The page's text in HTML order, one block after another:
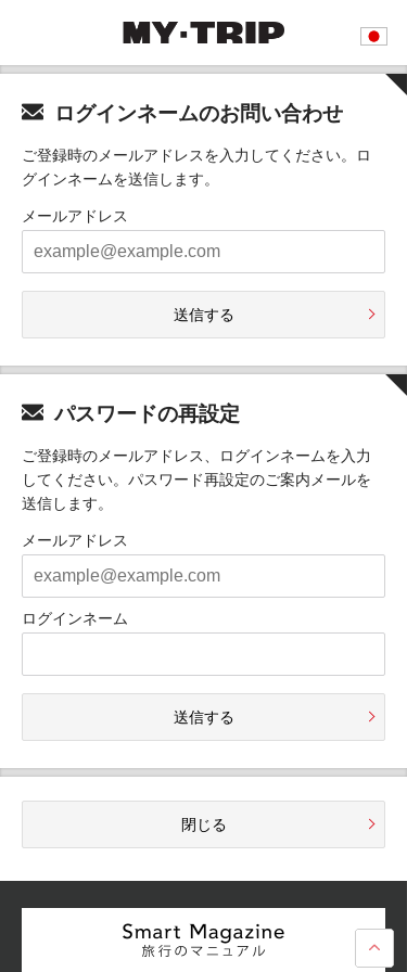
ログインネームのお問い合わせ
ご登録時のメールアドレスを入力してください。ロ
グインネームを送信します。
メールアドレス
送信する
パスワードの再設定
ご登録時のメールアドレス、ログインネームを入力
してください。パスワード再設定のご案内メールを
送信します。
メールアドレス
ログインネーム
送信する
閉じる